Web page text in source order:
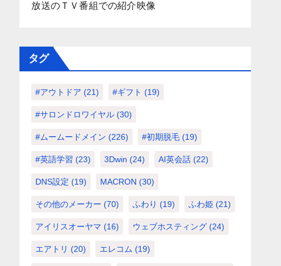
放送のＴＶ番組での紹介映像
タグ
#アウトドア (21) #ギフト (19)
#サロンドロワイヤル (30)
#ムームードメイン (226) #初期脱毛 (19)
#英語学習 (23) 3Dwin (24) AI英会話 (22)
DNS設定 (19) MACRON (30)
その他のメーカー (70) ふわり (19) ふわ姫 (21)
アイリスオーヤマ (16) ウェブホスティング (24)
エアトリ (20) エレコム (19)